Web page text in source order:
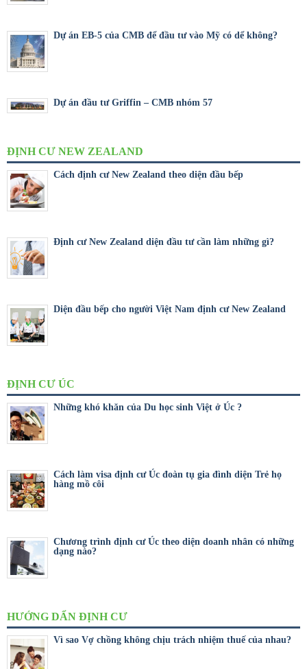
Dự án EB-5 của CMB để đầu tư vào Mỹ có dể không?
Dự án đầu tư Griffin – CMB nhóm 57
ĐỊNH CƯ NEW ZEALAND
Cách định cư New Zealand theo diện đầu bếp
Định cư New Zealand diện đầu tư cần làm những gì?
Diện đầu bếp cho người Việt Nam định cư New Zealand
ĐỊNH CƯ ÚC
Những khó khăn của Du học sinh Việt ở Úc ?
Cách làm visa định cư Úc đoàn tụ gia đình diện Trẻ họ
hàng mồ côi
Chương trình định cư Úc theo diện doanh nhân có những
dạng nào?
HƯỚNG DẨN ĐỊNH CƯ
Vì sao Vợ chồng không chịu trách nhiệm thuế của nhau?